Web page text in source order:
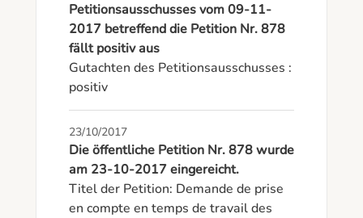
Petitionsausschusses vom 09-11-
2017 betreffend die Petition Nr. 878
fällt positiv aus
Gutachten des Petitionsausschusses :
positiv
23/10/2017
Die öffentliche Petition Nr. 878 wurde
am 23-10-2017 eingereicht.
Titel der Petition: Demande de prise
en compte en temps de travail des